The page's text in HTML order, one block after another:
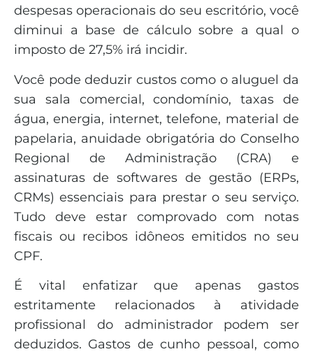
despesas operacionais do seu escritório, você
diminui a base de cálculo sobre a qual o
imposto de 27,5% irá incidir.
Você pode deduzir custos como o aluguel da
sua sala comercial, condomínio, taxas de
água, energia, internet, telefone, material de
papelaria, anuidade obrigatória do Conselho
Regional de Administração (CRA) e
assinaturas de softwares de gestão (ERPs,
CRMs) essenciais para prestar o seu serviço.
Tudo deve estar comprovado com notas
fiscais ou recibos idôneos emitidos no seu
CPF.
É vital enfatizar que apenas gastos
estritamente relacionados à atividade
profissional do administrador podem ser
deduzidos. Gastos de cunho pessoal, como